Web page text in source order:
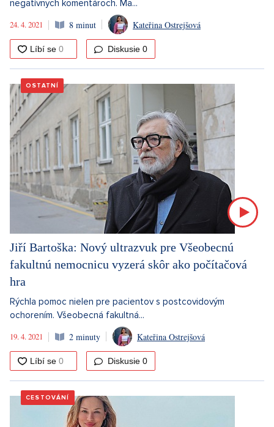
negatívnych komentároch. Ma...
24. 4. 2021
8 minut Kateřina Ostrejšová
Diskusie 0
OSTATNÍ
Jiří Bartoška: Nový ultrazvuk pre Všeobecnú
fakultnú nemocnicu vyzerá skôr ako počítačová
hra
Rýchla pomoc nielen pre pacientov s postcovidovým
ochorením. Všeobecná fakultná...
19. 4. 2021
2 minuty Kateřina Ostrejšová
Diskusie 0
CESTOVÁNÍ